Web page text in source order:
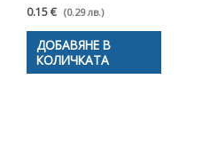
0.15 € (0.29 лв.)
ДОБАВЯНЕ В
КОЛИЧКАТА